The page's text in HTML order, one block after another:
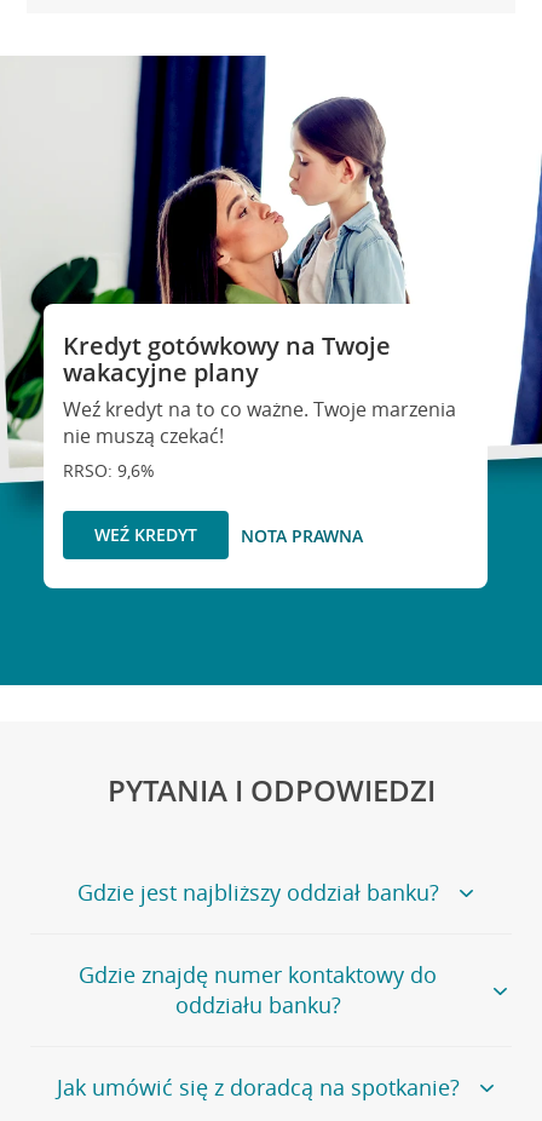
Kredyt gotówkowy na Twoje
wakacyjne plany
Weź kredyt na to co ważne. Twoje marzenia
nie muszą czekać!
RRSO: 9,6%
WEŹ KREDYT NOTA PRAWNA
PYTANIA I ODPOWIEDZI
Gdzie jest najbliższy oddział banku?
Jeśli szukasz oddziału naszego banku, zapraszamy na
stronęPlacówki i bankomaty, na której znajduje się
wygodna wyszukiwarka.
oddziałów
Gdzie znajdę numer kontaktowy do
oddziału banku?
Bank Credit Agricole nie udostępnia ogólnego numeru
telefonu do placówki bankowej.
Jak umówić się z doradcą na spotkanie?